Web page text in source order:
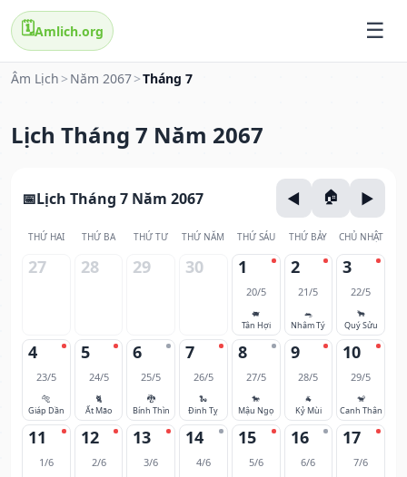
🗓️Amlich.org
Âm Lịch > Năm 2067>Tháng 7
Lịch Tháng 7 Năm 2067
Lịch Tháng 7 Năm 2067
THỨ HAI THỨ BA THỨ TƯ THỨ NĂM THỨ SÁU THỨ BẢY CHỦ NHẬT
27 28 29 30 1
20/5
🐖
Tân Hợi
2
21/5
🐀
Nhâm Tý
3
22/5
🐂
Quý Sửu
4
23/5
🐅
Giáp Dần
5
24/5
🐈
Ất Mão
6
25/5
🐉
Bính Thìn
7
26/5
🐍
Đinh Tỵ
8
27/5
🐎
Mậu Ngọ
9
28/5
🐐
Kỷ Mùi
10
29/5
🐒
Canh Thân
11
1/6
12
2/6
13
3/6
14
4/6
15
5/6
16
6/6
17
7/6